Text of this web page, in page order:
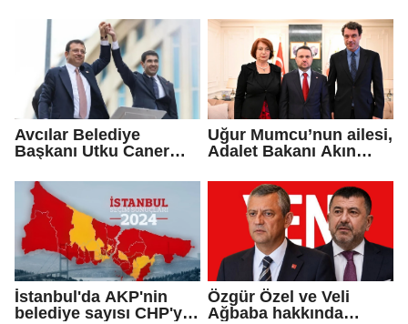
soruşturması
Avcılar Belediye
Başkanı Utku Caner
kararı
Uğur Mumcu’nun ailesi,
Adalet Bakanı Akın
İstanbul'da AKP'nin
belediye sayısı CHP'yi
Özgür Özel ve Veli
Ağbaba hakkında